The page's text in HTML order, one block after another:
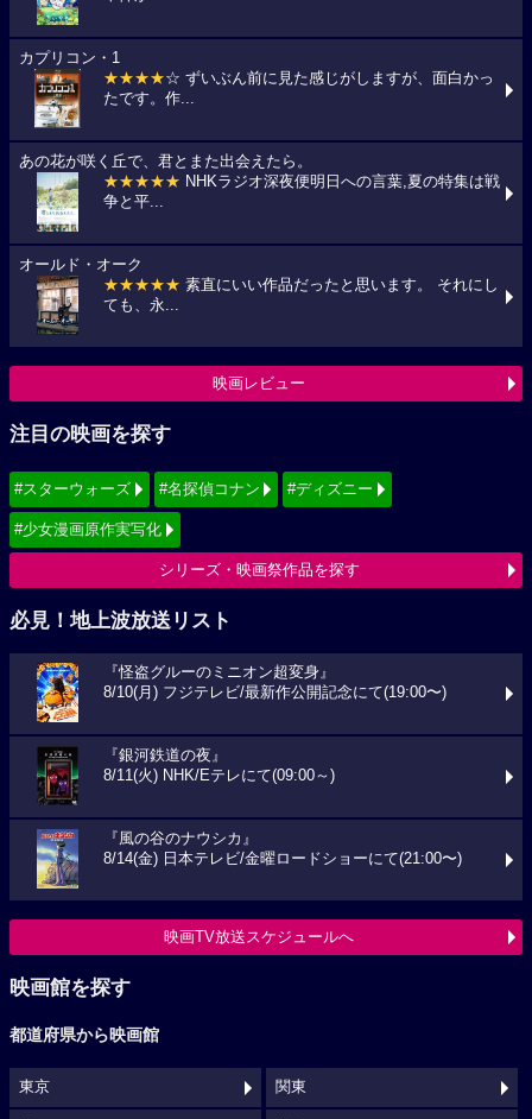
カプリコン・1
★★★★☆ ずいぶん前に見た感じがしますが、面白かっ
たです。作...
あの花が咲く丘で、君とまた出会えたら。
★★★★★ NHKラジオ深夜便明日への言葉,夏の特集は戦
争と平...
オールド・オーク
★★★★★ 素直にいい作品だったと思います。 それにし
ても、永...
映画レビュー
注目の映画を探す
#スターウォーズ #名探偵コナン #ディズニー
#少女漫画原作実写化
シリーズ・映画祭作品を探す
必見！地上波放送リスト
『怪盗グルーのミニオン超変身』
8/10(月) フジテレビ/最新作公開記念にて(19:00〜)
『銀河鉄道の夜』
8/11(火) NHK/Eテレにて(09:00～)
『風の谷のナウシカ』
8/14(金) 日本テレビ/金曜ロードショーにて(21:00〜)
映画TV放送スケジュールへ
映画館を探す
都道府県から映画館
東京 関東